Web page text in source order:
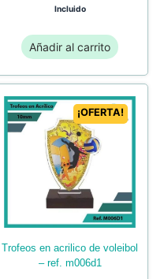
Incluido
Añadir al carrito
¡OFERTA!
trofeos en acrilico de voleibol
– ref. m006d1